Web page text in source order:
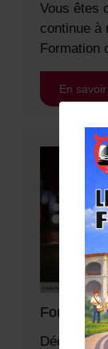
Vous êtes
continue à
Formation
En
Formation
Découvrir